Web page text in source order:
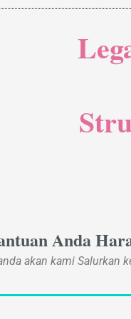
Anda
akan kami Salurkan